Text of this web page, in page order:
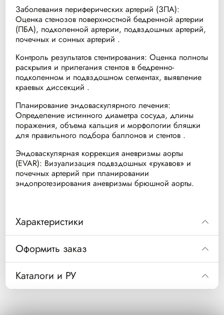
Характеристики
Оформить заказ
Каталоги и РУ
Заболевания периферических артерий (ЗПА):
Оценка стенозов поверхностной бедренной артерии
(ПБА), подколенной артерии, подвздошных артерий,
почечных и сонных артерий .
Контроль результатов стентирования: Оценка полноты
раскрытия и прилегания стентов в бедренно-
подколенном и подвздошном сегментах, выявление
краевых диссекций .
Планирование эндоваскулярного лечения:
Определение истинного диаметра сосуда, длины
поражения, объема кальция и морфологии бляшки
для правильного подбора баллонов и стентов .
Эндоваскулярная коррекция аневризмы аорты
(EVAR): Визуализация подвздошных «рукавов» и
почечных артерий при планировании
эндопротезирования аневризмы брюшной аорты.
Параметр
(Standard Tip)
(Short Tip)
«кончик-датчик»
(стандартное)
(сверхкороткое)
Код 989806100371
Катетер для внутрисосудистых ультразвуковых